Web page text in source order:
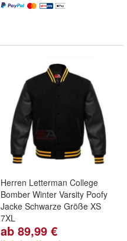
Herren Letterman College
Bomber Winter Varsity Poofy
Jacke Schwarze Größe XS
7XL
ab 89,99 €